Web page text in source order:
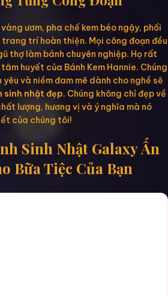
ươm, pha chế kem béo ngậy, phối
trí hoàn thiện. Mọi công đoạn đều
thợ làm bánh chuyên nghiệp. Họ rất
huyết của Bánh Kem Hannie. Chúng
và niềm đam mê dành cho nghề sẽ
sinh nhật đẹp. Chúng không chỉ đẹp về
lượng, hương vị và ý nghĩa mà nó
của chúng tôi!
Sinh Nhật Galaxy Ấn
Bữa Tiệc Của Bạn